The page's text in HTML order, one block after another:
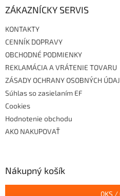
ZÁKAZNÍCKY SERVIS
KONTAKTY
CENNÍK DOPRAVY
OBCHODNÉ PODMIENKY
REKLAMÁCIA A VRÁTENIE TOVARU
ZÁSADY OCHRANY OSOBNÝCH
Súhlas so zasielaním EF
Cookies
Hodnotenie obchodu
AKO NAKUPOVAŤ
Nákupný košík
0KS /